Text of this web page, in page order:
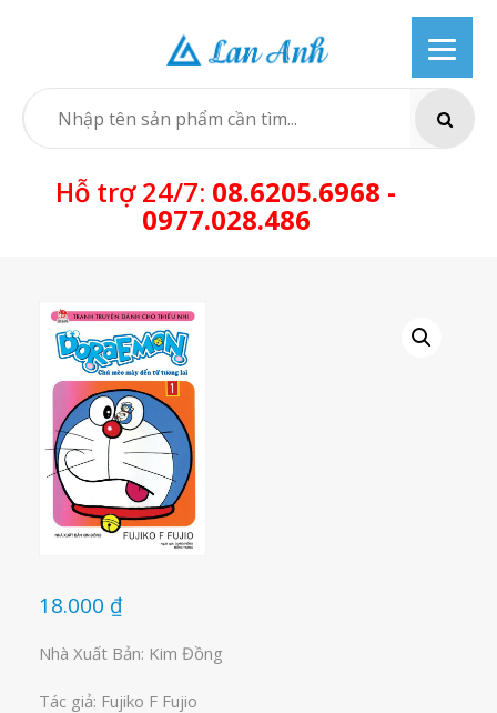
SEARCH
Hỗ trợ 24/7: 08.6205.6968 -
0977.028.486
18.000 ₫
Nhà Xuất Bản: Kim Đồng
Tác giả: Fujiko F Fujio